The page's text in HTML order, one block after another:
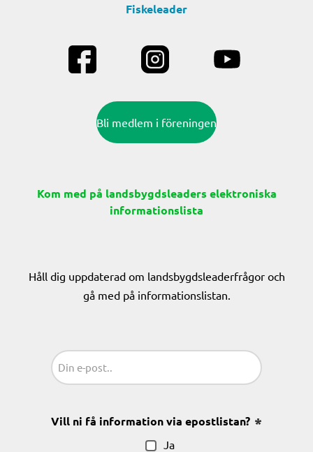
Fiskeleader
Bli medlem i föreningen
Kom med på landsbygdsleaders elektroniska
informationslista
Håll dig uppdaterad om landsbygdsleaderfrågor och
gå med på informationslistan.
Vill ni få information via epostlistan?
Ja